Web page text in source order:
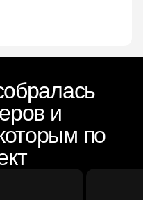
и
по